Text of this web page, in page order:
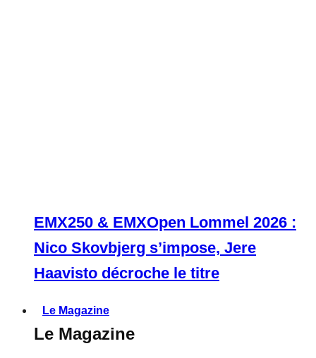
EMX250 & EMXOpen Lommel 2026 :
Nico Skovbjerg s’impose, Jere
Haavisto décroche le titre
Le Magazine
Le Magazine